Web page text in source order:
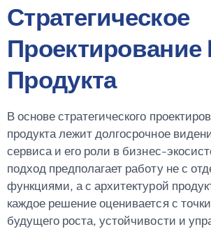
Стратегическое
Продукта
В основе стратегического
продукта лежит долгосрочное
сервиса и его роли в бизнес-
подход предполагает работу не с
функциями, а с архитектурой
каждое решение оценивается с
будущего роста, устойчивости и